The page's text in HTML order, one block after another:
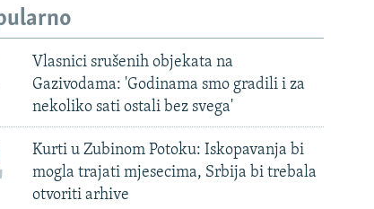
Vlasnici srušenih objekata na
Gazivodama: 'Godinama smo gradili i za
nekoliko sati ostali bez svega'
Kurti u Zubinom Potoku: Iskopavanja bi
mogla trajati mjesecima, Srbija bi trebala
otvoriti arhive